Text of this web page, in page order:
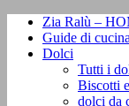
Zia Ralù –
Guide di cucina
Dolci
Tutti i
Biscotti
dolci da